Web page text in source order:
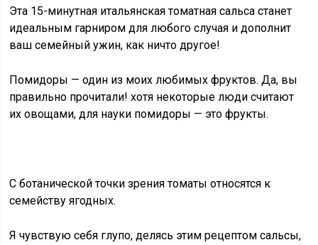
Эта 15-минутная итальянская томатная сальса станет
идеальным гарниром для любого случая и дополнит
ваш семейный ужин, как ничто другое!
Помидоры — один из моих любимых фруктов. Да, вы
правильно прочитали! хотя некоторые люди считают
их овощами, для науки помидоры — это фрукты.
С ботанической точки зрения томаты относятся к
семейству ягодных.
Я чувствую себя глупо, делясь этим рецептом сальсы,